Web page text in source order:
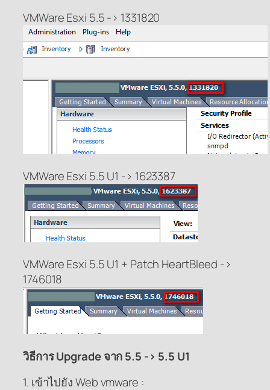
VMWare Esxi 5.5 -> 1331820
VMWare Esxi 5.5 U1 -> 1623387
VMWare Esxi 5.5 U1 + Patch HeartBleed ->
1746018
วิธีการ Upgrade จาก 5.5 -> 5.5 U1
1. เข้าไปยัง Web vmware :